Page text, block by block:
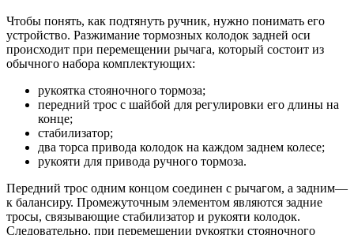
Чтобы понять, как подтянуть ручник, нужно понимать его
устройство. Разжимание тормозных колодок задней оси
происходит при перемещении рычага, который состоит из
обычного набора комплектующих:
рукоятка стояночного тормоза;
передний трос с шайбой для регулировки его длины на
конце;
стабилизатор;
два торса привода колодок на каждом заднем колесе;
рукояти для привода ручного тормоза.
Передний трос одним концом соединен с рычагом, а задним—
к балансиру. Промежуточным элементом являются задние
тросы, связывающие стабилизатор и рукояти колодок.
Следовательно, при перемещении рукоятки стояночного